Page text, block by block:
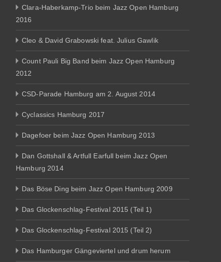
Clara-Haberkamp-Trio beim Jazz Open Hamburg
2016
Cleo & David Grabowski feat. Julius Gawlik
Count Pauli Big Band beim Jazz Open Hamburg
2012
CSD-Parade Hamburg am 2. August 2014
Cyclassics Hamburg 2017
Dagefoer beim Jazz Open Hamburg 2013
Dan Gottshall & Artfull Earfull beim Jazz Open
Hamburg 2014
Das Böse Ding beim Jazz Open Hamburg 2009
Das Glockenschlag-Festival 2015 (Teil 1)
Das Glockenschlag-Festival 2015 (Teil 2)
Das Hamburger Gängeviertel und drum herum